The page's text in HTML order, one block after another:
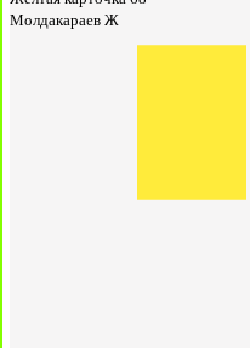
Молдакараев Ж